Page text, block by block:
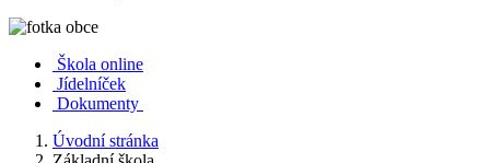
Škola online
Jídelníček
Dokumenty
Úvodní stránka